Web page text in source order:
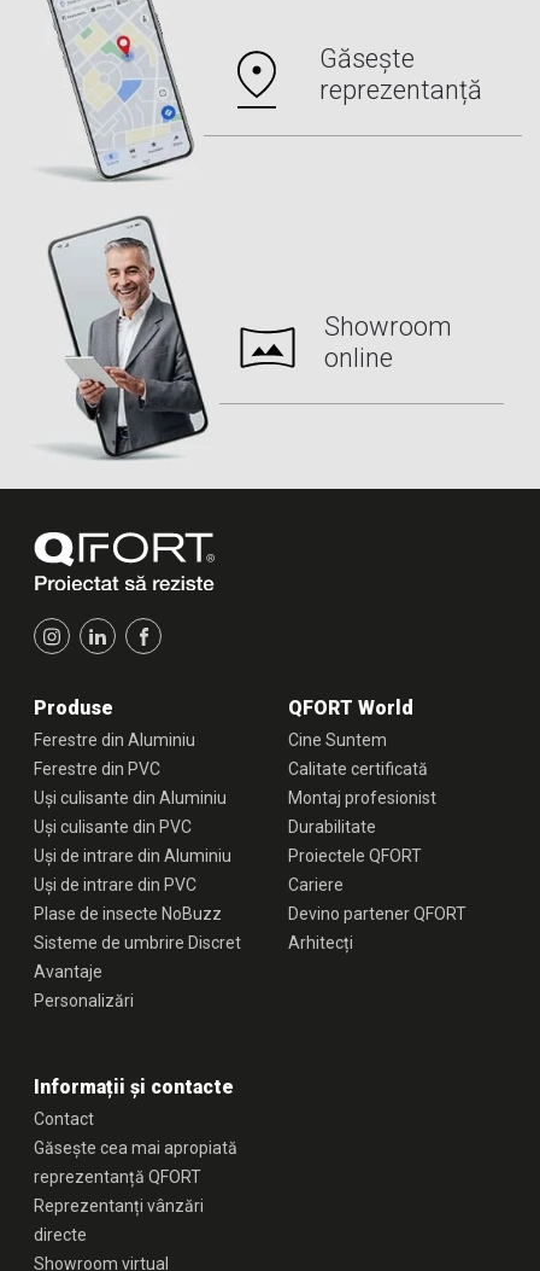
Găsește
reprezentanță
Showroom
online
Produse
Ferestre din Aluminiu
Ferestre din PVC
Uși culisante din Aluminiu
Uși culisante din PVC
Uși de intrare din Aluminiu
Uși de intrare din PVC
Plase de insecte NoBuzz
Sisteme de umbrire Discret
Avantaje
Personalizări
QFORT World
Cine Suntem
Calitate certificată
Montaj profesionist
Durabilitate
Proiectele QFORT
Cariere
Devino partener QFORT
Arhitecți
Informații și contacte
Contact
Găsește cea mai apropiată
reprezentanță QFORT
Reprezentanți vânzări
directe
Showroom virtual